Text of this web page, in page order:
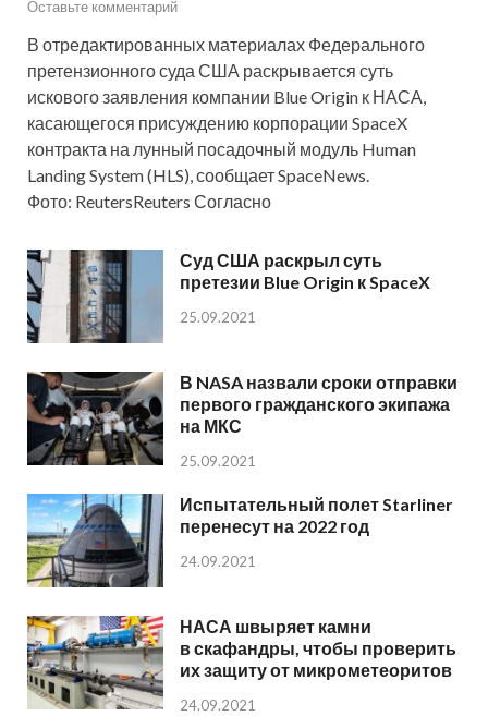
Оставьте комментарий
В отредактированных материалах Федерального
претензионного суда США раскрывается суть
искового заявления компании Blue Origin к НАСА,
касающегося присуждению корпорации SpaceX
контракта на лунный посадочный модуль Human
Landing System (HLS), сообщает SpaceNews.
Фото: ReutersReuters Согласно
Суд США раскрыл суть
претезии Blue Origin к SpaceX
25.09.2021
В NASA назвали сроки отправки
первого гражданского экипажа
на МКС
25.09.2021
Испытательный полет Starliner
перенесут на 2022 год
24.09.2021
НАСА швыряет камни
в скафандры, чтобы проверить
их защиту от микрометеоритов
24.09.2021